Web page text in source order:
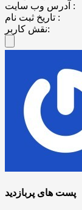
آدرس وب سایت :
تاریخ ثبت نام :
نقش کاربر:
پست های پربازدید